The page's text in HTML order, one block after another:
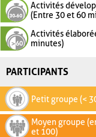
Activités
(Entre 30 et 60
Activités
minutes)
PARTICIPANTS
Petit groupe (<
Moyen groupe
et 100)